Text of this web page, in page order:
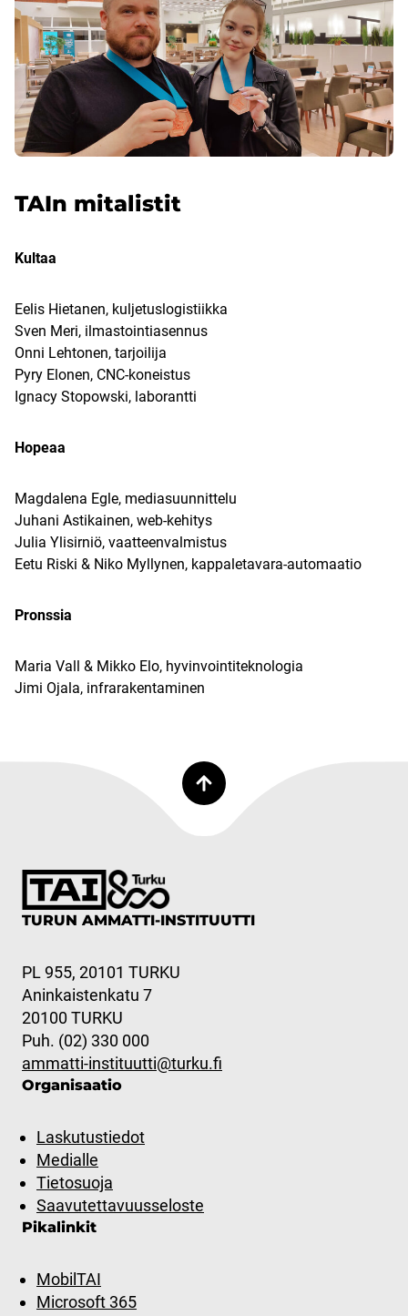
TAIn mitalistit
Kultaa
Eelis Hietanen, kuljetuslogistiikka
Sven Meri, ilmastointiasennus
Onni Lehtonen, tarjoilija
Pyry Elonen, CNC-koneistus
Ignacy Stopowski, laborantti
Hopeaa
Magdalena Egle, mediasuunnittelu
Juhani Astikainen, web-kehitys
Julia Ylisirniö, vaatteenvalmistus
Eetu Riski & Niko Myllynen, kappaletavara-automaatio
Pronssia
Maria Vall & Mikko Elo, hyvinvointiteknologia
Jimi Ojala, infrarakentaminen
TURUN AMMATTI-INSTITUUTTI
PL 955, 20101 TURKU
Aninkaistenkatu 7
20100 TURKU
Puh. (02) 330 000
ammatti-instituutti@turku.fi
Organisaatio
Laskutustiedot
Medialle
Tietosuoja
Saavutettavuusseloste
Pikalinkit
MobilTAI
Microsoft 365